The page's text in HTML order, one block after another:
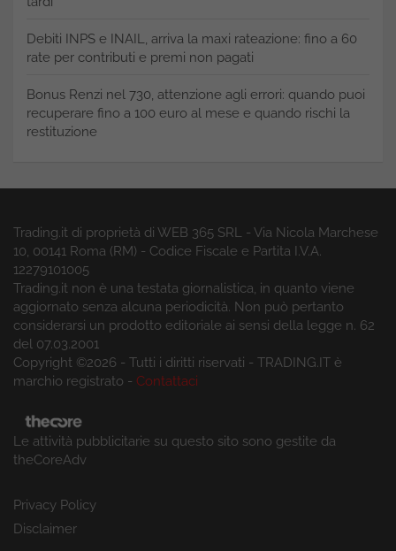
Debiti INPS e INAIL, arriva la maxi rateazione: fino a 60
rate per contributi e premi non pagati
Bonus Renzi nel 730, attenzione agli errori: quando puoi
recuperare fino a 100 euro al mese e quando rischi la
restituzione
Trading.it di proprietà di WEB 365 SRL - Via Nicola Marchese
10, 00141 Roma (RM) - Codice Fiscale e Partita I.V.A.
12279101005
Trading.it non è una testata giornalistica, in quanto viene
aggiornato senza alcuna periodicità. Non può pertanto
considerarsi un prodotto editoriale ai sensi della legge n. 62
del 07.03.2001
Copyright ©2026 - Tutti i diritti riservati - TRADING.IT è
marchio registrato - Contattaci
Le attività pubblicitarie su questo sito sono gestite da
theCoreAdv
Privacy Policy
Disclaimer